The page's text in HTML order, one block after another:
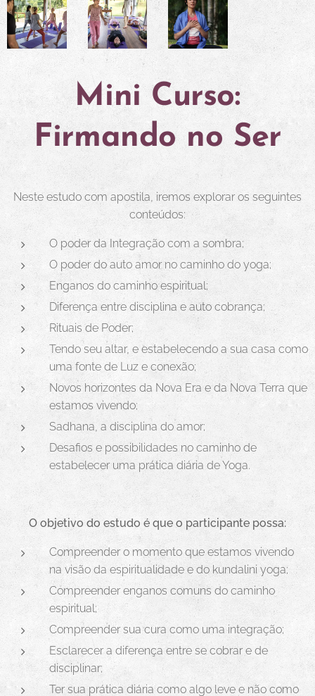
Mini Curso:
Firmando no Ser
Neste estudo com apostila, iremos explorar os seguintes
conteúdos:
O poder da Integração com a sombra;
O poder do auto amor no caminho do yoga;
Enganos do caminho espiritual;
Diferença entre disciplina e auto cobrança;
Rituais de Poder;
Tendo seu altar, e estabelecendo a sua casa como
uma fonte de Luz e conexão;
Novos horizontes da Nova Era e da Nova Terra que
estamos vivendo;
Sadhana, a disciplina do amor;
Desafios e possibilidades no caminho de
estabelecer uma prática diária de Yoga.
O objetivo do estudo é que o participante possa:
Compreender o momento que estamos vivendo
na visão da espiritualidade e do kundalini yoga;
Compreender enganos comuns do caminho
espiritual;
Compreender sua cura como uma integração;
Esclarecer a diferença entre se cobrar e de
disciplinar;
Ter sua prática diária como algo leve e não como